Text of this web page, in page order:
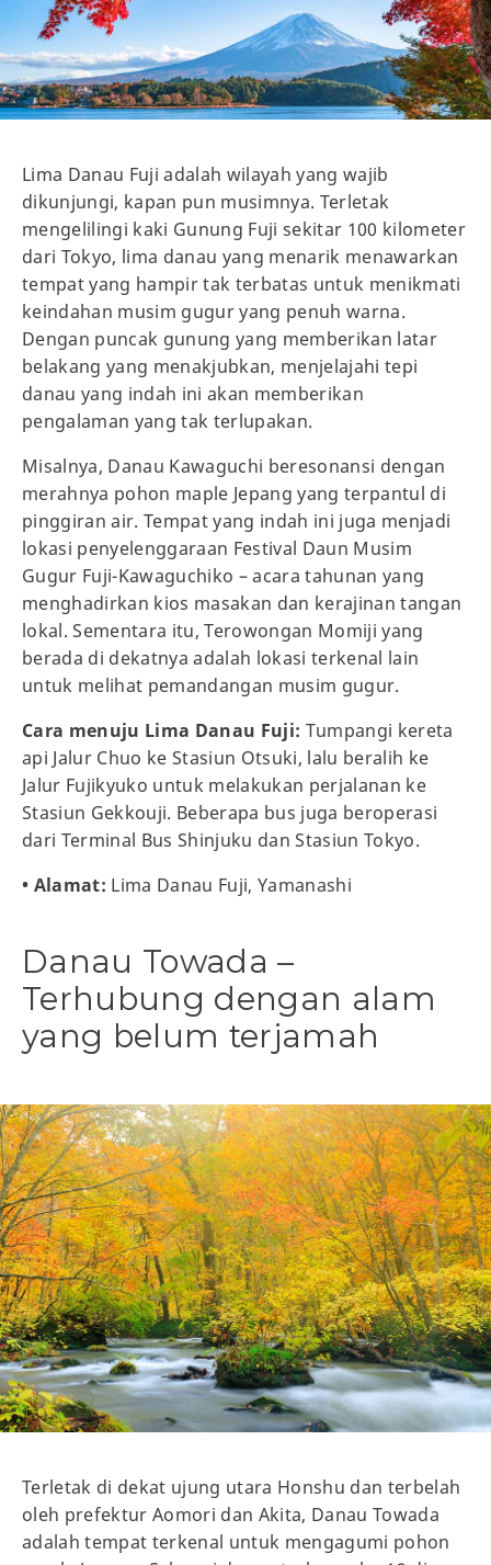
Lima Danau Fuji adalah wilayah yang wajib
dikunjungi, kapan pun musimnya. Terletak
mengelilingi kaki Gunung Fuji sekitar 100 kilometer
dari Tokyo, lima danau yang menarik menawarkan
tempat yang hampir tak terbatas untuk menikmati
keindahan musim gugur yang penuh warna.
Dengan puncak gunung yang memberikan latar
belakang yang menakjubkan, menjelajahi tepi
danau yang indah ini akan memberikan
pengalaman yang tak terlupakan.
Misalnya, Danau Kawaguchi beresonansi dengan
merahnya pohon maple Jepang yang terpantul di
pinggiran air. Tempat yang indah ini juga menjadi
lokasi penyelenggaraan Festival Daun Musim
Gugur Fuji-Kawaguchiko – acara tahunan yang
menghadirkan kios masakan dan kerajinan tangan
lokal. Sementara itu, Terowongan Momiji yang
berada di dekatnya adalah lokasi terkenal lain
untuk melihat pemandangan musim gugur.
Cara menuju Lima Danau Fuji: Tumpangi kereta
api Jalur Chuo ke Stasiun Otsuki, lalu beralih ke
Jalur Fujikyuko untuk melakukan perjalanan ke
Stasiun Gekkouji. Beberapa bus juga beroperasi
dari Terminal Bus Shinjuku dan Stasiun Tokyo.
• Alamat: Lima Danau Fuji, Yamanashi
Danau Towada –
Terhubung dengan alam
yang belum terjamah
Terletak di dekat ujung utara Honshu dan terbelah
oleh prefektur Aomori dan Akita, Danau Towada
adalah tempat terkenal untuk mengagumi pohon